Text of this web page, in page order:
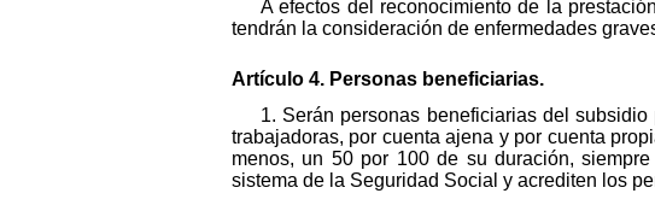
A efectos del reconocimiento de la
tendrán la consideración de enfermedades
Artículo 4. Personas beneficiarias.
1. Serán personas beneficiarias del
trabajadoras, por cuenta ajena y por cuenta
menos, un 50 por 100 de su duración,
sistema de la Seguridad Social y acrediten los